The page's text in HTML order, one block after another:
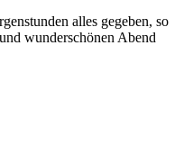
alles gegeben, so
wunderschönen Abend